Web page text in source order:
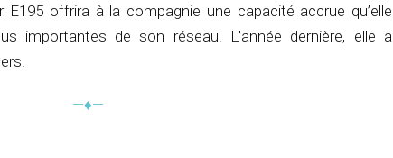
E195 offrira à la compagnie une capacité accrue qu’elle
importantes de son réseau. L’année dernière, elle a
—♦—